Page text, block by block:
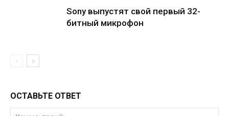
Sony выпустят свой первый 32-
битный микрофон
ОСТАВЬТЕ ОТВЕТ